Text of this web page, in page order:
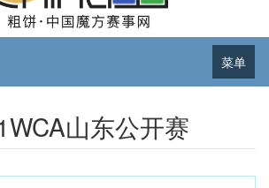
菜单
山东公开赛